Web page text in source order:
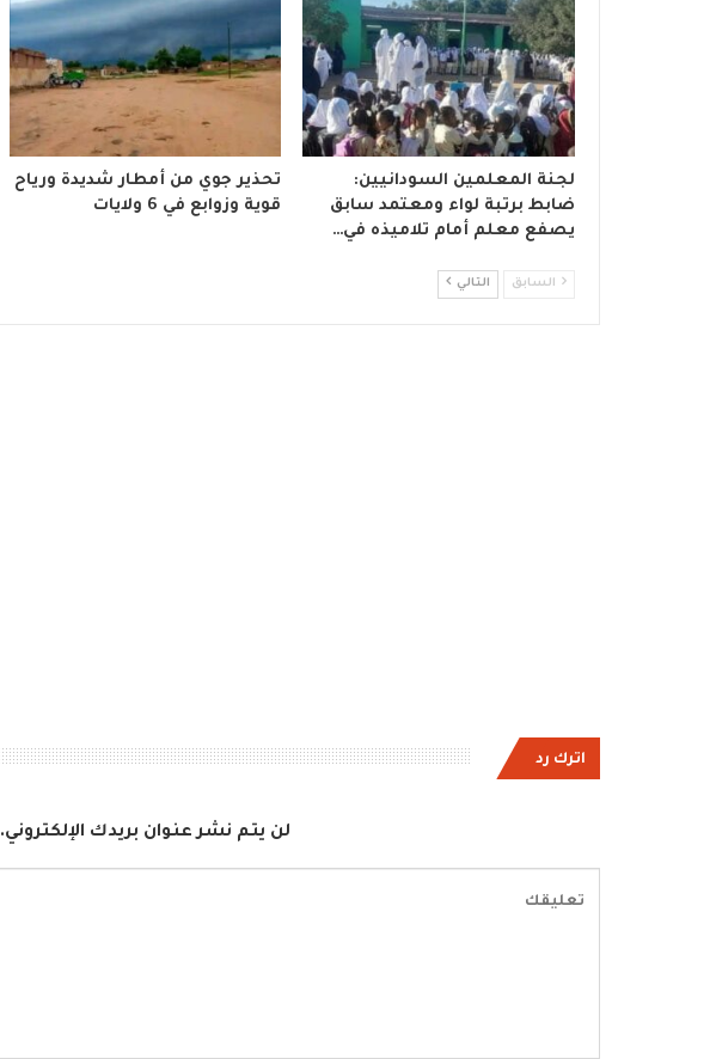
لجنة المعلمين السودانيين:
ضابط برتبة لواء ومعتمد سابق
يصفع معلم أمام تلاميذه في…
تحذير جوي من أمطار شديدة ورياح
قوية وزوابع في 6 ولايات
السابق التالي
اترك رد
لن يتم نشر عنوان بريدك الإلكتروني.